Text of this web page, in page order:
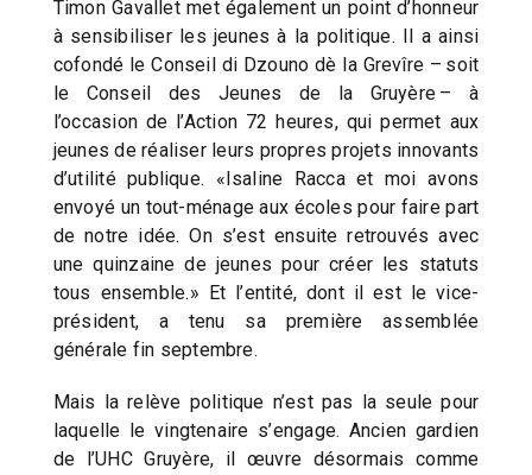
Timon Gavallet met également un point d’honneur
à sensibiliser les jeunes à la politique. Il a ainsi
cofondé le Conseil di Dzouno dè la Grevîre – soit
le Conseil des Jeunes de la Gruyère – à
l’occasion de l’Action 72 heures, qui permet aux
jeunes de réaliser leurs propres projets innovants
d’utilité publique. «Isaline Racca et moi avons
envoyé un tout-ménage aux écoles pour faire part
de notre idée. On s’est ensuite retrouvés avec
une quinzaine de jeunes pour créer les statuts
tous ensemble.» Et l’entité, dont il est le vice-
président, a tenu sa première assemblée
générale fin septembre.
Mais la relève politique n’est pas la seule pour
laquelle le vingtenaire s’engage. Ancien gardien
de l’UHC Gruyère, il œuvre désormais comme